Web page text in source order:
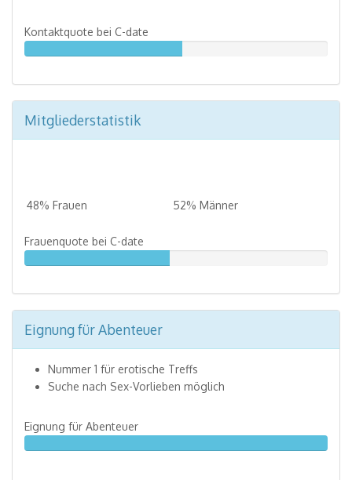
Kontaktquote bei C-date
Mitgliederstatistik
48% Frauen 52% Männer
Frauenquote bei C-date
Eignung für Abenteuer
Nummer 1 für erotische Treffs
Suche nach Sex-Vorlieben möglich
Eignung für Abenteuer